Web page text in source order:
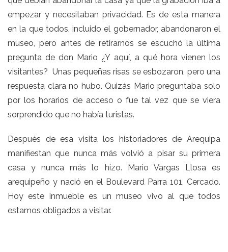
empezar y necesitaban privacidad. Es de esta manera
en la que todos, incluido el gobernador, abandonaron el
museo, pero antes de retirarnos se escuchó la última
pregunta de don Mario ¿Y aquí, a qué hora vienen los
visitantes? Unas pequeñas risas se esbozaron, pero una
respuesta clara no hubo. Quizás Mario preguntaba solo
por los horarios de acceso o fue tal vez que se viera
sorprendido que no había turistas.
Después de esa visita los historiadores de Arequipa
manifiestan que nunca más volvió a pisar su primera
casa y nunca más lo hizo. Mario Vargas Llosa es
arequipeño y nació en el Boulevard Parra 101, Cercado.
Hoy este inmueble es un museo vivo al que todos
estamos obligados a visitar.